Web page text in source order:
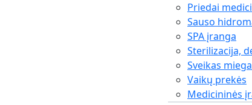
Priedai
Sauso
SPA įranga
Sterilizacija,
Sveikas
Vaikų prekės
Medicininės